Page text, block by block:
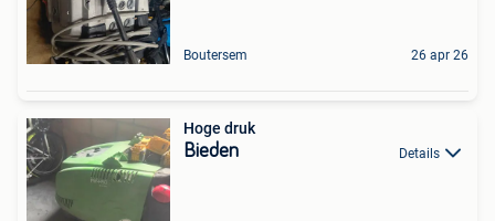
Boutersem 26 apr 26
Hoge druk
Bieden Details